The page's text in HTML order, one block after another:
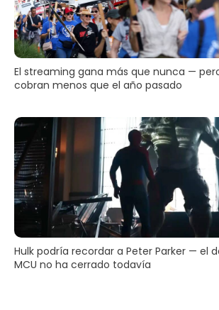
El streaming gana más que nunca —
cobran menos que el año pasado
Hulk podría recordar a Peter Parker — el
MCU no ha cerrado todavía